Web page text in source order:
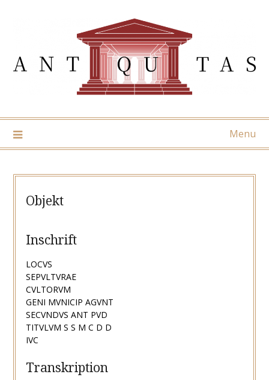
Menu
Objekt
Inschrift
LOCVS
SEPVLTVRAE
CVLTORVM
GENI MVNICIP AGVNT
SECVNDVS ANT PVD
TITVLVM S S M C D D
IVC
Transkription